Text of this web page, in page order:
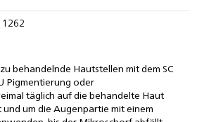
1262
zu behandelnde Hautstellen mit dem SC
Pigmentierung oder
täglich auf die behandelte Haut
und um die Augenpartie mit einem